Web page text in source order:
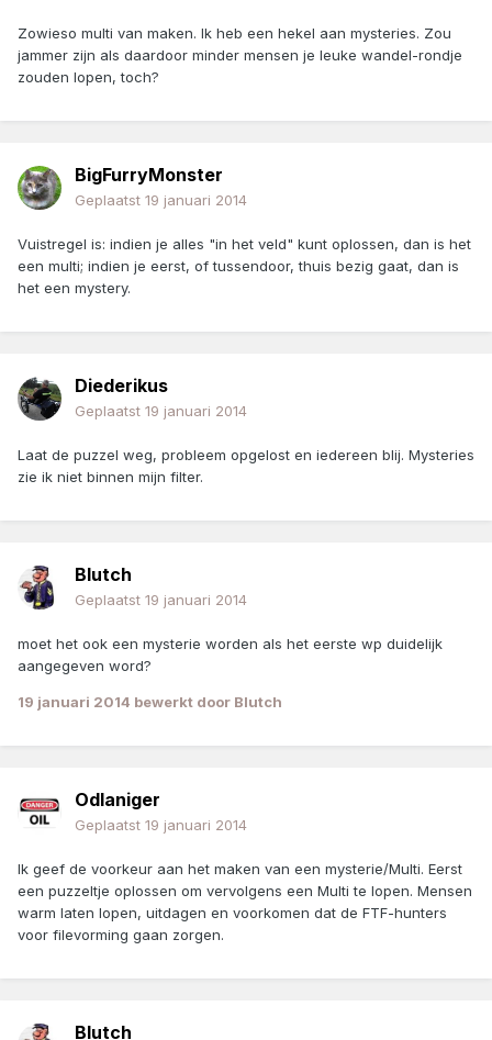
Zowieso multi van maken. Ik heb een hekel aan mysteries. Zou
jammer zijn als daardoor minder mensen je leuke wandel-rondje
zouden lopen, toch?
BigFurryMonster
Geplaatst 19 januari 2014
Vuistregel is: indien je alles "in het veld" kunt oplossen, dan is het
een multi; indien je eerst, of tussendoor, thuis bezig gaat, dan is
het een mystery.
Diederikus
Geplaatst 19 januari 2014
Laat de puzzel weg, probleem opgelost en iedereen blij. Mysteries
zie ik niet binnen mijn filter.
Blutch
Geplaatst 19 januari 2014
moet het ook een mysterie worden als het eerste wp duidelijk
aangegeven word?
19 januari 2014 bewerkt door Blutch
Odlaniger
Geplaatst 19 januari 2014
Ik geef de voorkeur aan het maken van een mysterie/Multi. Eerst
een puzzeltje oplossen om vervolgens een Multi te lopen. Mensen
warm laten lopen, uitdagen en voorkomen dat de FTF-hunters
voor filevorming gaan zorgen.
Blutch